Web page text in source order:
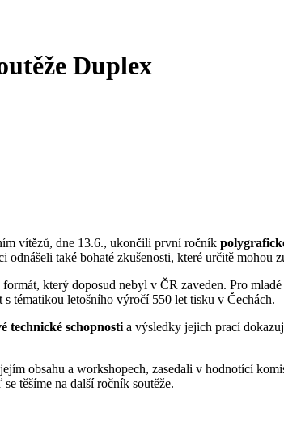
Duplex
vítězů, dne 13.6., ukončili první ročník
také bohaté zkušenosti, které určitě mohou
který doposud nebyl v ČR zaveden. Pro
tématikou letošního výročí 550 let tisku v Čechách.
technické schopnosti a výsledky jejich prací
obsahu a workshopech, zasedali v hodnotící
se těšíme na další ročník soutěže.